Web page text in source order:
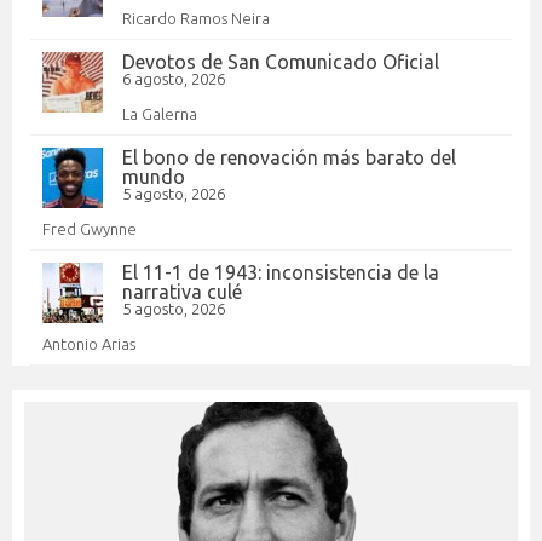
Ricardo Ramos Neira
Devotos de San Comunicado Oficial
6 agosto, 2026
La Galerna
El bono de renovación más barato del
mundo
5 agosto, 2026
Fred Gwynne
El 11-1 de 1943: inconsistencia de la
narrativa culé
5 agosto, 2026
Antonio Arias